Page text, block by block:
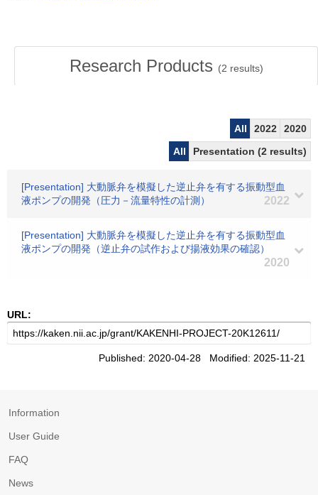
Research Products (2 results)
All 2022
2020
All
Presentation (2 results)
[Presentation] 大動脈弁を模擬した逆止弁を有する振動型血
液ポンプの開発（圧力－流量特性の計測）
2022
[Presentation] 大動脈弁を模擬した逆止弁を有する振動型血
液ポンプの開発（逆止弁の試作および揚液効果の確認）
2020
URL:
Published: 2020-04-28 Modified: 2025-11-21
Information
User Guide
FAQ
News